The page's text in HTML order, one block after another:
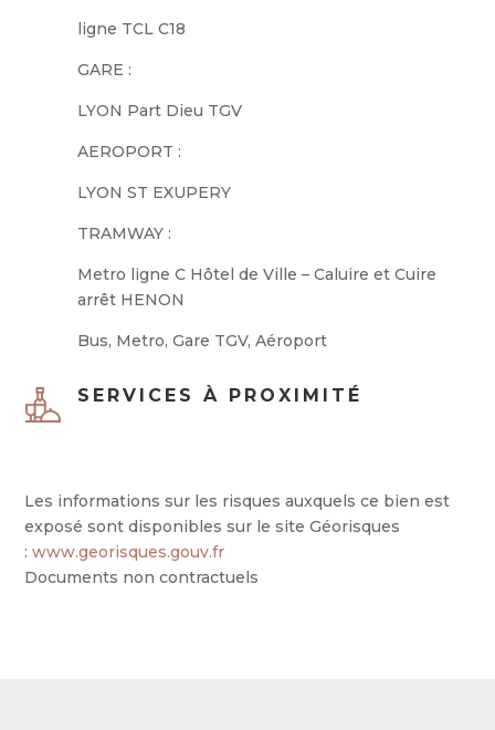
ligne TCL C18
GARE :
LYON Part Dieu TGV
AEROPORT :
LYON ST EXUPERY
TRAMWAY :
Metro ligne C Hôtel de Ville – Caluire et Cuire
arrêt HENON
Bus, Metro, Gare TGV, Aéroport
SERVICES À PROXIMITÉ
Les informations sur les risques auxquels ce bien est
exposé sont disponibles sur le site Géorisques
:www.georisques.gouv.fr
Documents non contractuels